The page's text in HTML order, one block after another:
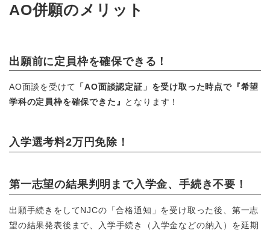
AO併願のメリット
出願前に定員枠を確保できる！
AO面談を受けて 「AO面談認定証」を受け取った時点で『希望
学科の定員枠を確保できた』 となります！
入学選考料2万円免除！
第一志望の結果判明まで入学金、手続き不要！
出願手続きをしてNJCの「合格通知」を受け取った後、第一志
望の結果発表後まで、入学手続き（入学金などの納入）を延期